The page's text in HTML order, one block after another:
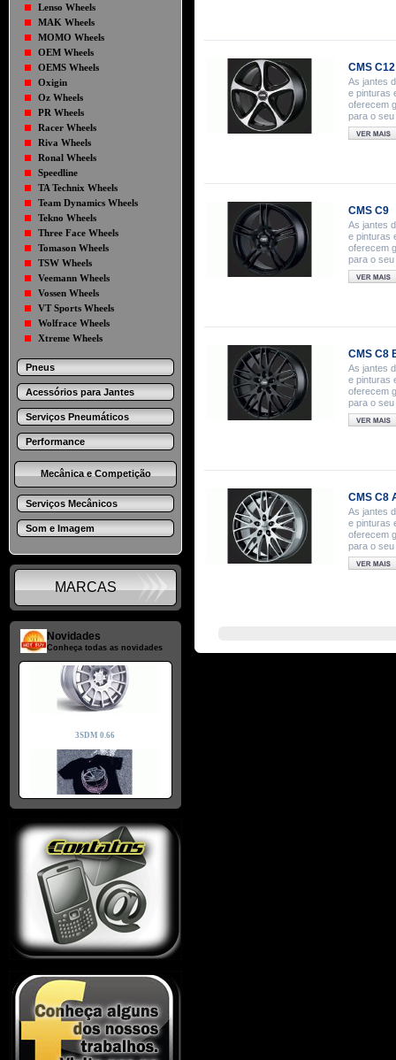
Lenso Wheels
MAK Wheels
MOMO Wheels
OEM Wheels
OEMS Wheels
Oxigin
Oz Wheels
PR Wheels
Racer Wheels
Riva Wheels
Ronal Wheels
Speedline
TA Technix Wheels
Team Dynamics Wheels
Tekno Wheels
Three Face Wheels
Tomason Wheels
TSW Wheels
Veemann Wheels
Vossen Wheels
VT Sports Wheels
Wolfrace Wheels
Xtreme Wheels
Pneus
Acessórios para Jantes
Serviços Pneumáticos
Performance
Mecânica e Competição
Serviços Mecânicos
Som e Imagem
MARCAS
Novidades
Conheça todas as novidades
CMS C12
As jantes
e pinturas
oferecem
para o
CMS C9
As jantes
e pinturas
oferecem
para o
CMS C8
As jantes
e pinturas
oferecem
para o
CMS C8
As jantes
e pinturas
oferecem
para o